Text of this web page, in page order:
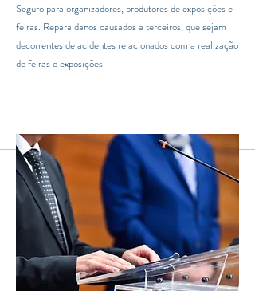
Seguro para organizadores, produtores de exposições e
feiras. Repara danos causados a terceiros, que sejam
decorrentes de acidentes relacionados com a realização
de feiras e exposições.